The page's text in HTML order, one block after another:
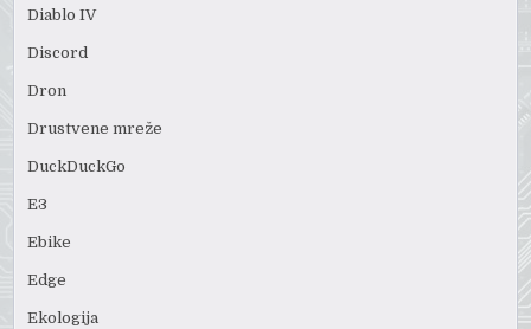
Diablo IV
Discord
Dron
Drustvene mreže
DuckDuckGo
E3
Ebike
Edge
Ekologija